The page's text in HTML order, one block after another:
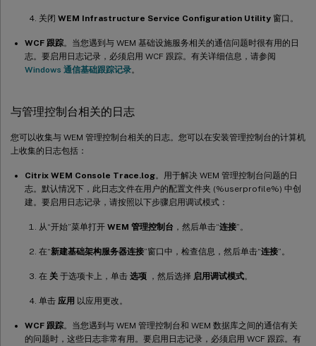
关闭 WEM Infrastructure Service Configuration Utility 窗口。
WCF 跟踪。当您遇到与 WEM 基础设施服务相关的通信问题时很有用的日
志。要启用日志记录，必须启用 WCF 跟踪。有关详细信息，请参阅
Windows 通信基础跟踪记录。
与管理控制台相关的日志
您可以收集与 WEM 管理控制台相关的日志。您可以在安装管理控制台的计算机
上收集的日志包括：
Citrix WEM Console Trace.log。用于解决 WEM 管理控制台问题的日
志。默认情况下，此日志文件在用户的配置文件夹 (%userprofile%) 中创
建。要启用日志记录，请按照以下步骤启用调试模式：
从“开始”菜单打开 WEM 管理控制台 ，然后单击“连接”。
在“新建基础架构服务器连接”窗口中，检查信息，然后单击“连接”。
在 关 于选项卡上，单击 选项 ，然后选择 启用调试模式。
单击 应用 以应用更改。
WCF 跟踪。当您遇到与 WEM 管理控制台和 WEM 数据库之间的通信有关
的问题时，这些日志非常有用。要启用日志记录，必须启用 WCF 跟踪。有